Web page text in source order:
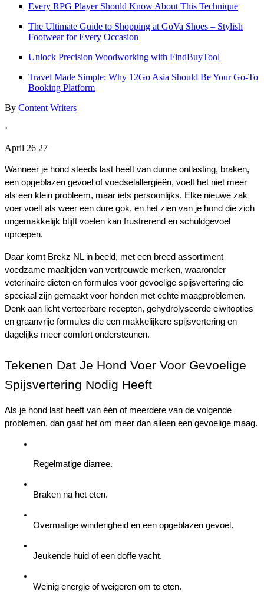
Every RPG Player Should Know About This Technique
The Ultimate Guide to Shopping at GoVa Shoes – Stylish
Footwear for Every Occasion
Unlock Precision Woodworking with FindBuyTool
Travel Made Simple: Why 12Go Asia Should Be Your Go-To
Booking Platform
By Content Writers
·
April 26 27
Wanneer je hond steeds last heeft van dunne ontlasting, braken,
een opgeblazen gevoel of voedselallergieën, voelt het niet meer
als een klein probleem, maar iets persoonlijks. Elke nieuwe zak
voer voelt als weer een dure gok, en het zien van je hond die zich
ongemakkelijk blijft voelen kan frustrerend en schuldgevoel
oproepen.
Daar komt Brekz NL in beeld, met een breed assortiment
voedzame maaltijden van vertrouwde merken, waaronder
veterinaire diëten en formules voor gevoelige spijsvertering die
speciaal zijn gemaakt voor honden met echte maagproblemen.
Denk aan licht verteerbare recepten, gehydrolyseerde eiwitopties
en graanvrije formules die een makkelijkere spijsvertering en
dagelijks meer comfort ondersteunen.
Tekenen Dat Je Hond Voer Voor Gevoelige
Spijsvertering Nodig Heeft
Als je hond last heeft van één of meerdere van de volgende
problemen, dan gaat het om meer dan alleen een gevoelige maag.
Regelmatige diarree.
Braken na het eten.
Overmatige winderigheid en een opgeblazen gevoel.
Jeukende huid of een doffe vacht.
Weinig energie of weigeren om te eten.